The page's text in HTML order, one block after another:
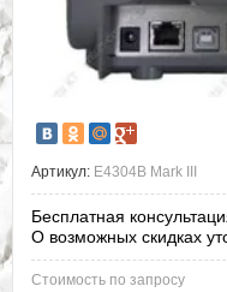
Артикул: E4304B Mark III
Бесплатная
О возможных скидках
Стоимость по запросу